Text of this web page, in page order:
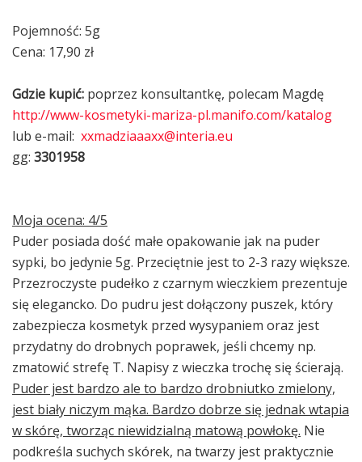
Pojemność: 5g
Cena: 17,90 zł
Gdzie kupić: poprzez konsultantkę, polecam Magdę
http://www-kosmetyki-mariza-pl.manifo.com/katalog
lub e-mail: xxmadziaaaxx@interia.eu
gg: 3301958
Moja ocena: 4/5
Puder posiada dość małe opakowanie jak na puder
sypki, bo jedynie 5g. Przeciętnie jest to 2-3 razy większe.
Przezroczyste pudełko z czarnym wieczkiem prezentuje
się elegancko. Do pudru jest dołączony puszek, który
zabezpiecza kosmetyk przed wysypaniem oraz jest
przydatny do drobnych poprawek, jeśli chcemy np.
zmatowić strefę T. Napisy z wieczka trochę się ścierają.
Puder jest bardzo ale to bardzo drobniutko zmielony,
jest biały niczym mąka. Bardzo dobrze się jednak wtapia
w skórę, tworząc niewidzialną matową powłokę. Nie
podkreśla suchych skórek, na twarzy jest praktycznie